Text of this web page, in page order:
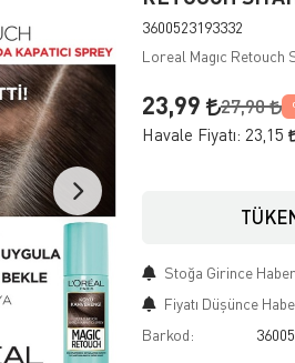
3600523193332
Loreal Magıc Retouch
23,99 27,90
Havale Fiyatı: 23,15
Stoğa Girince
Fiyatı Düşünce
Barkod: